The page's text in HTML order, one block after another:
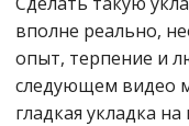
вполне реально,
опыт, терпение и
следующем видео
гладкая укладка